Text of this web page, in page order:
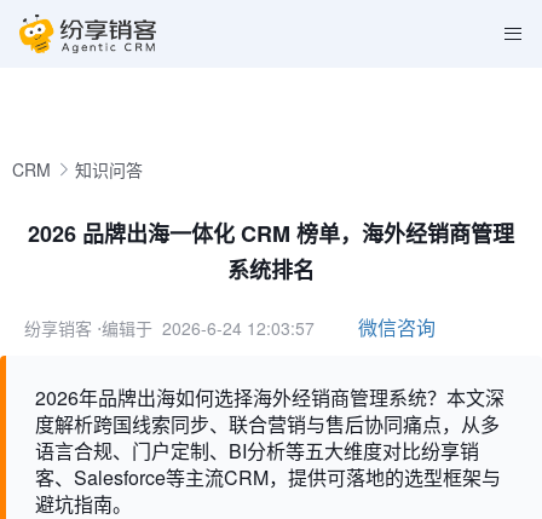
CRM 知识问答
2026 品牌出海一体化 CRM 榜单，海外经销商管理
系统排名
纷享销客 ⋅编辑于 2026-6-24 12:03:57 微信咨询
2026年品牌出海如何选择海外经销商管理系统？本文深
度解析跨国线索同步、联合营销与售后协同痛点，从多
语言合规、门户定制、BI分析等五大维度对比纷享销
客、Salesforce等主流CRM，提供可落地的选型框架与
避坑指南。